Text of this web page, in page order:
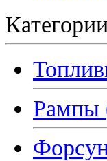
Рампы